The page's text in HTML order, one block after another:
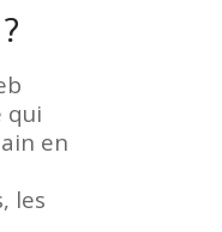
qui
en
les